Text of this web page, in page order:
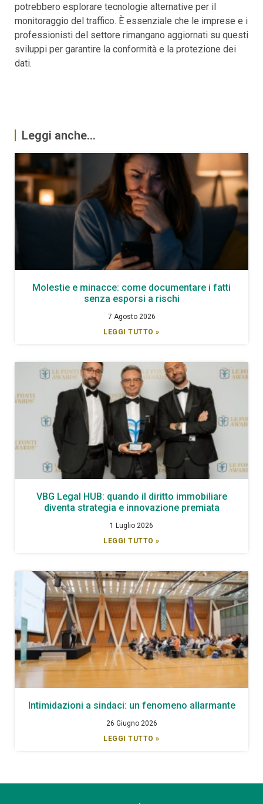
potrebbero esplorare tecnologie alternative per il
monitoraggio del traffico. È essenziale che le imprese e i
professionisti del settore rimangano aggiornati su questi
sviluppi per garantire la conformità e la protezione dei
dati.
Leggi anche...
Molestie e minacce: come documentare i fatti
senza esporsi a rischi
7 Agosto 2026
LEGGI TUTTO »
VBG Legal HUB: quando il diritto immobiliare
diventa strategia e innovazione premiata
1 Luglio 2026
LEGGI TUTTO »
Intimidazioni a sindaci: un fenomeno allarmante
26 Giugno 2026
LEGGI TUTTO »